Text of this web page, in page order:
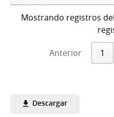
Mostrando registros
Anterior 1
Descargar